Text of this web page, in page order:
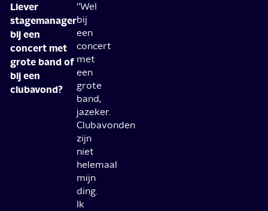
Liever
stagemanager
bij een
concert met
grote band of
bij een
clubavond?
‘’Wel
bij
een
concert
met
een
grote
band,
jazeker.
Clubavonden
zijn
niet
helemaal
mijn
ding.
Ik